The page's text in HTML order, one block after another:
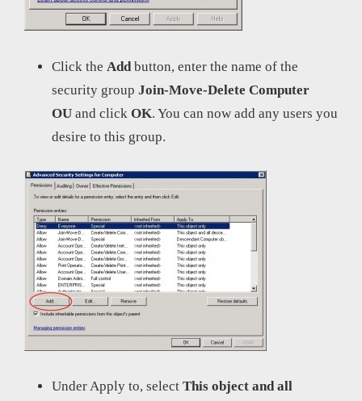
Click the Addbutton, enter the name of the
security group Join-Move-Delete Computer
OU and click OK. You can now add any users you
desire to this group.
Under Apply to, select This object and all